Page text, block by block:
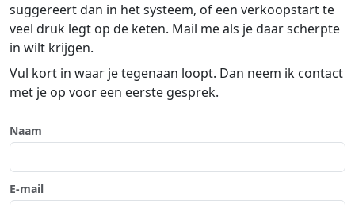
suggereert dan in het systeem, of een verkoopstart te
veel druk legt op de keten. Mail me als je daar scherpte
in wilt krijgen.
Vul kort in waar je tegenaan loopt. Dan neem ik contact
met je op voor een eerste gesprek.
Naam
E-mail